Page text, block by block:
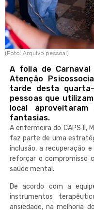
(Foto: Arquivo pessoal)
A folia de Carnaval
Atenção
tarde desta
pessoas que
local
fantasias.
A enfermeira do CAPS II,
faz parte de uma
inclusão, a recuperação
reforçar o compromisso
saúde mental.
De acordo com a
instrumentos
ansiedade, na melhoria